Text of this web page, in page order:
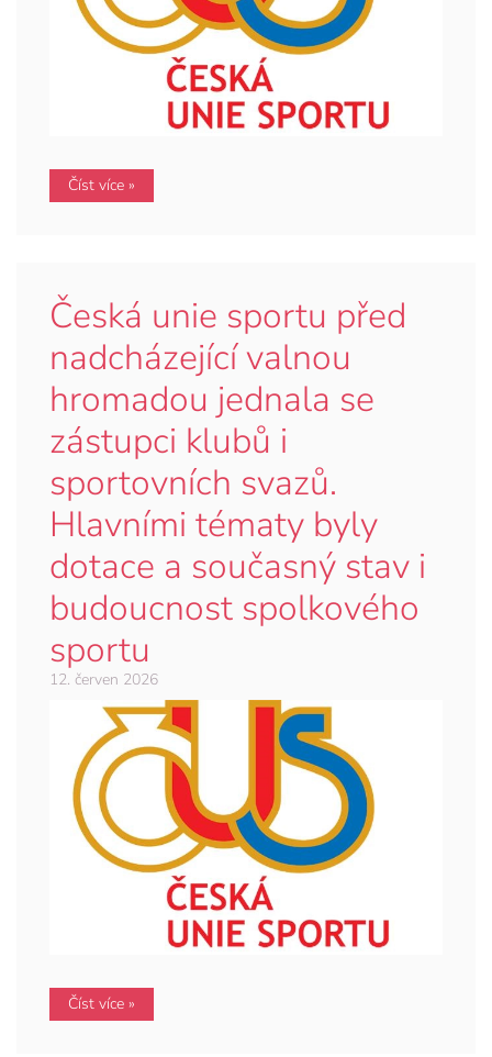
Číst více »
Česká unie sportu před
nadcházející valnou
hromadou jednala se
zástupci klubů i
sportovních svazů.
Hlavními tématy byly
dotace a současný stav i
budoucnost spolkového
sportu
12. červen 2026
Číst více »